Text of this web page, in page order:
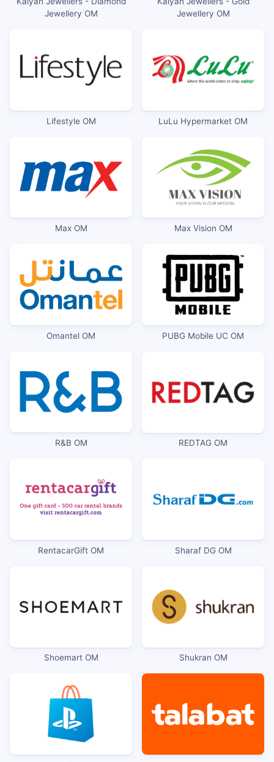
Jewellery OM
Jewellery OM
Lifestyle OM LuLu Hypermarket OM
Max OM Max Vision OM
Omantel OM PUBG Mobile UC OM
R&B OM REDTAG OM
RentacarGift OM Sharaf DG OM
Shoemart OM Shukran OM